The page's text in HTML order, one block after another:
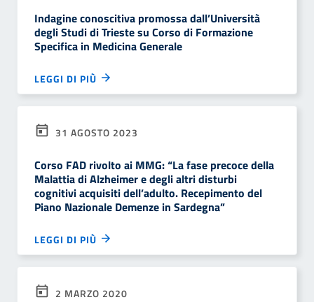
Indagine conoscitiva promossa dall’Università
degli Studi di Trieste su Corso di Formazione
Specifica in Medicina Generale
LEGGI DI PIÙ
31 AGOSTO 2023
Corso FAD rivolto ai MMG: “La fase precoce della
Malattia di Alzheimer e degli altri disturbi
cognitivi acquisiti dell’adulto. Recepimento del
Piano Nazionale Demenze in Sardegna”
LEGGI DI PIÙ
2 MARZO 2020